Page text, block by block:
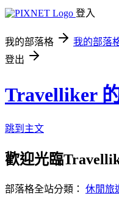
登入
我的部落格 我的部落
登出
Travelliker
跳到主文
歡迎光臨
部落格全站分類： 休閒旅